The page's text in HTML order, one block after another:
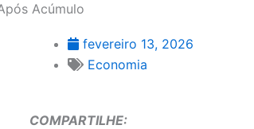
Acúmulo
fevereiro 13, 2026
Economia
COMPARTILHE: